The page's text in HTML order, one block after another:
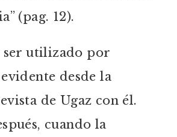
(pag. 12).
utilizado por
desde la
de Ugaz con él.
cuando la